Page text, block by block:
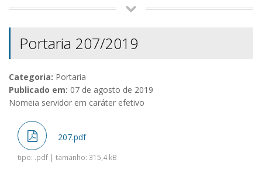
Portaria 207/2019
Categoria: Portaria
Publicado em: 07 de agosto de 2019
Nomeia servidor em caráter efetivo
207.pdf
tipo: .pdf | tamanho: 315,4 kB